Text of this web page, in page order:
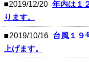
■2019/12/20 年内は１
ります。
■2019/10/16
台風１９
上げます。